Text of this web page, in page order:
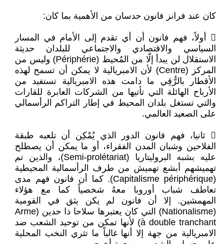
كان عند فرانز فانون حدسان من الأهمية بما كان:
 أولاً، فهم فانون أن أي تقدم إلى الأمام في المسار
السياسي والاقتصادي والاجتماعي للبلدان حديثة
الاستقلال لن يبدأ إلّا من المُحيط (Périphérie) وليس من
المركز (Centre) لأن الامبريالية لا يمكن أن تسمح لهذه
الأقطار بالرُّقِي ما دامت هذه الامبريالية تستفيد من
الأرباح الهائلة التي تأتيها من الشركات العابرة للقارات
والتي تستغل بلدان المحيط في إطار التراكم الرأسمالي
على الصعيد العالمي.
 ثانيا، فهم فانون الدور الذي يُمْكِن أن تلعبه طبقة
الفلاحين وشبان المدن الفقراء، أو ما يمكن أن يصطلح
عليه بشبه البروليتاريا (Semi-prolétariat)، والذين تم
تهميشهم أبشع تهميش من طرف الرأسمالية المحيطية
(Capitalisme périphérique). كما أن فانون فهم مدى
تعاطف شباب أوروبا معهُ شخصياً كما مع هؤلاء
المهمشين. إلا أن فانون لم يكن يثق في القومية
(Nationalisme) التي كان يعتبرها سلاحا ذا حدين (Arme
à double tranchant) لأنها تمكن من توحيد الشعب ضد
الامبريالية من جهة إلا أنها غالباً ما تثري النخب المحلية